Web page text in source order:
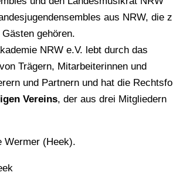
aus NRW, die
gehören.
NRW e.V. lebt durch das
Trägern, Mitarbeiterinnen und
und Partnern und hat die
Vereins, der aus drei Mitgliedern
Wermer (Heek).